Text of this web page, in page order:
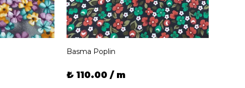
Basma Poplin
₺ 110.00 / m